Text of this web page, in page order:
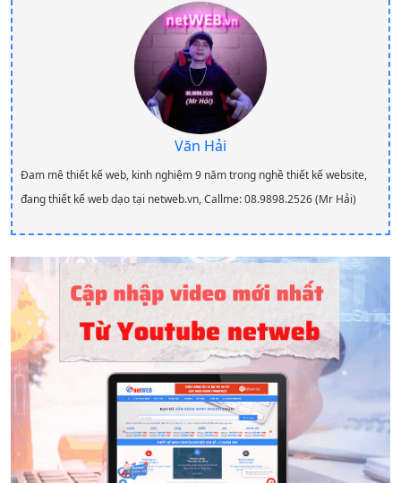
Văn Hải
Đam mê thiết kế web, kinh nghiệm 9 năm trong nghề thiết kế website,
đang thiết kế web dạo tại netweb.vn, Callme: 08.9898.2526 (Mr Hải)